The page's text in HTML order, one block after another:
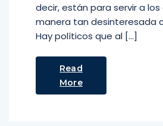
decir, están para servir a
manera tan desinteresada
Hay políticos que al […]
Read
More